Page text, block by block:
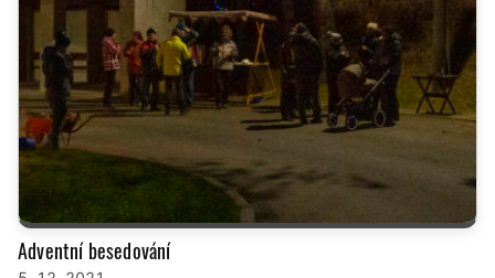
Adventní besedování